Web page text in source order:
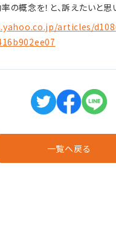
の概念を！と、訴えたいと思
articles/
一覧へ戻る